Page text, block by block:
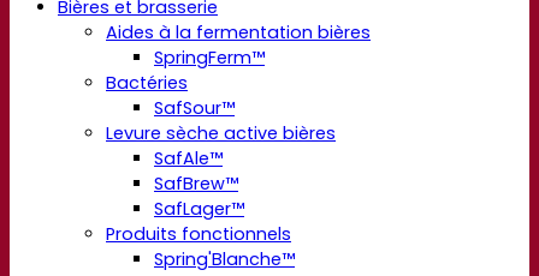
Bières et brasserie
Aides à la fermentation bières
SpringFerm™
Bactéries
SafSour™
Levure sèche active bières
SafAle™
SafBrew™
SafLager™
Produits fonctionnels
Spring'Blanche™